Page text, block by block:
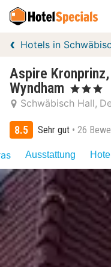
Hotels in
Aspire
Wyndham
, 3 Sterne
Schwäbisch Hall
8.5 Sehr gut 26
Ausstattung